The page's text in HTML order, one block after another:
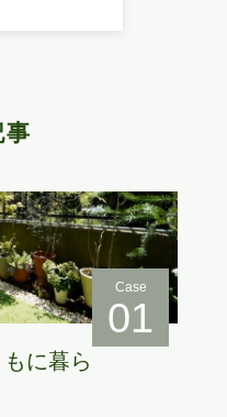
事
Case
01
に暮ら